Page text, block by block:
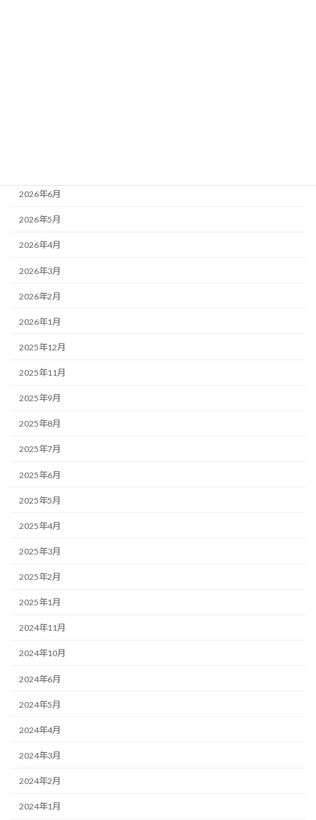
2026年6月
2026年5月
2026年4月
2026年3月
2026年2月
2026年1月
2025年12月
2025年11月
2025年9月
2025年8月
2025年7月
2025年6月
2025年5月
2025年4月
2025年3月
2025年2月
2025年1月
2024年11月
2024年10月
2024年6月
2024年5月
2024年4月
2024年3月
2024年2月
2024年1月